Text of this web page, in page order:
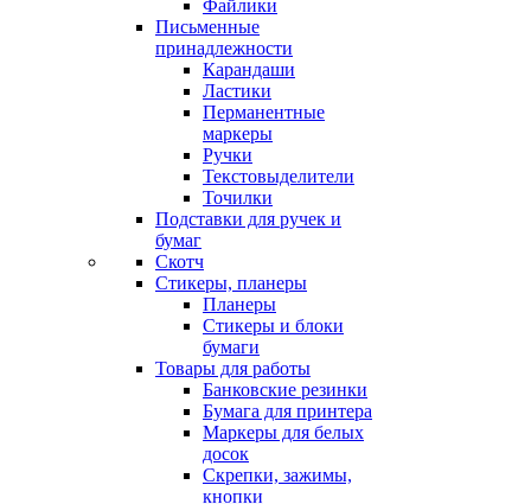
Файлики
Письменные
принадлежности
Карандаши
Ластики
Перманентные
маркеры
Ручки
Текстовыделители
Точилки
Подставки для ручек и
бумаг
Скотч
Стикеры, планеры
Планеры
Стикеры и блоки
бумаги
Товары для работы
Банковские резинки
Бумага для принтера
Маркеры для белых
досок
Скрепки, зажимы,
кнопки